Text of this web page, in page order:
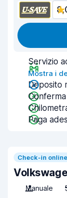
Servizio
Mostra i
Deposito
Paga
Check-in online
Manuale